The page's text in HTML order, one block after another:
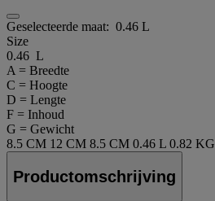
Geselecteerde maat: 0.46 L
Size
0.46 L
A = Breedte
C = Hoogte
D = Lengte
F = Inhoud
G = Gewicht
8.5 CM 12 CM 8.5 CM 0.46 L 0.82 KG
Productomschrijving